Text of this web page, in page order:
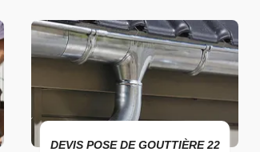
POSE DE GOUTTIÈRE 22